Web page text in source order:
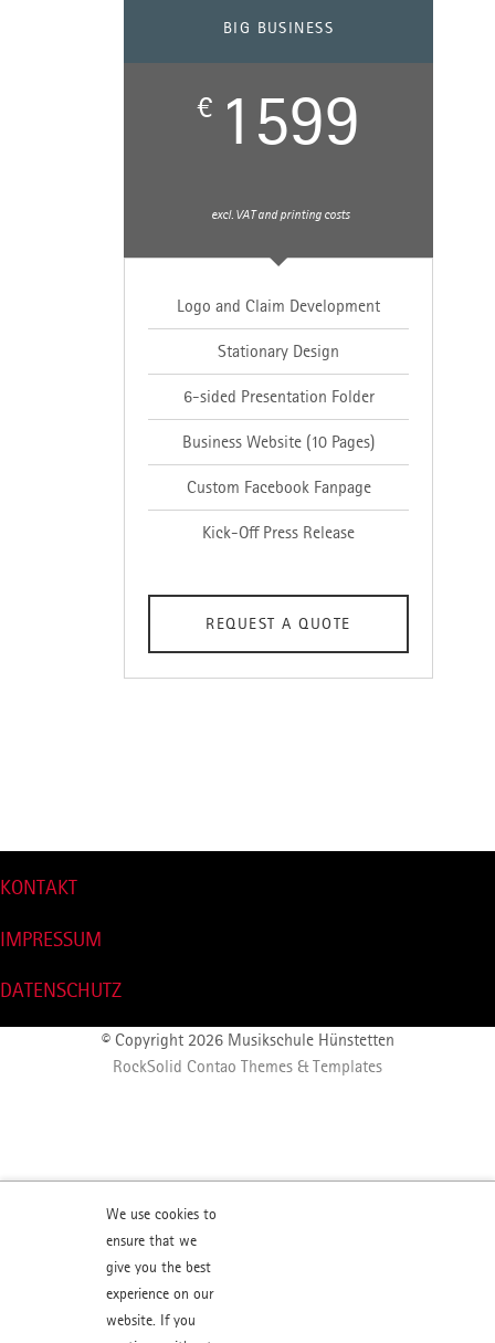
We use cookies to
ensure that we
give you the best
experience on our
website. If you
BIG BUSINESS
€
1599
excl. VAT and printing costs
Logo and Claim Development
Stationary Design
6-sided Presentation Folder
Business Website (10 Pages)
Custom Facebook Fanpage
Kick-Off Press Release
REQUEST A QUOTE
KONTAKT
IMPRESSUM
DATENSCHUTZ
© Copyright 2026 Musikschule Hünstetten
RockSolid Contao Themes & Templates